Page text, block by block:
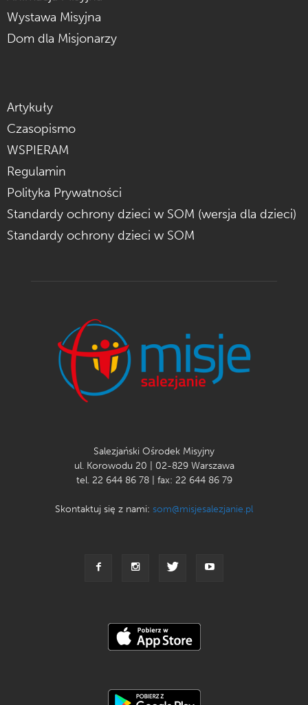
Wystawa Misyjna
Dom dla Misjonarzy
Artykuły
Czasopismo
WSPIERAM
Regulamin
Polityka Prywatności
Standardy ochrony dzieci w SOM (wersja dla dzieci)
Standardy ochrony dzieci w SOM
Salezjański Ośrodek Misyjny
ul. Korowodu 20 | 02-829 Warszawa
tel. 22 644 86 78 | fax: 22 644 86 79
Skontaktuj się z nami: som@misjesalezjanie.pl